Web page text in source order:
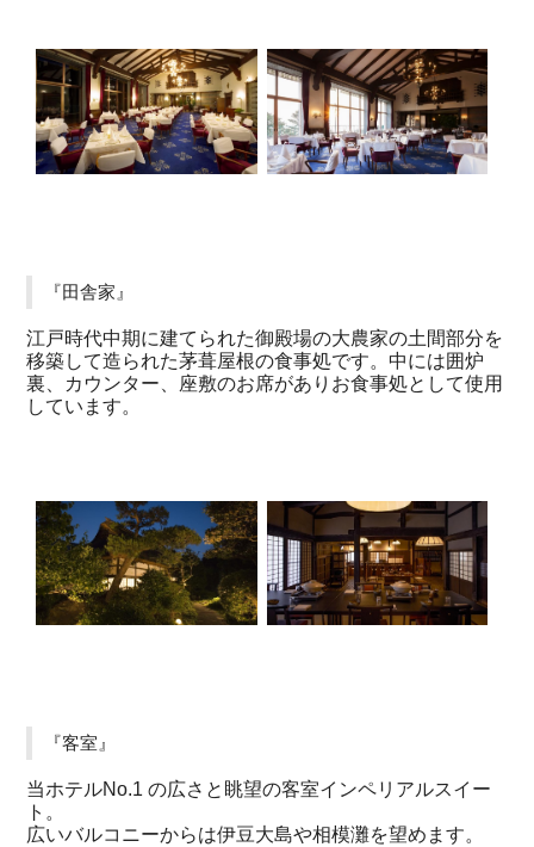
『田舎家』
江戸時代中期に建てられた御殿場の大農家の土間部分を
移築して造られた茅葺屋根の食事処です。中には囲炉
裏、カウンター、座敷のお席がありお食事処として使用
しています。
『客室』
当ホテルNo.1 の広さと眺望の客室インペリアルスイー
ト。
広いバルコニーからは伊豆大島や相模灘を望めます。